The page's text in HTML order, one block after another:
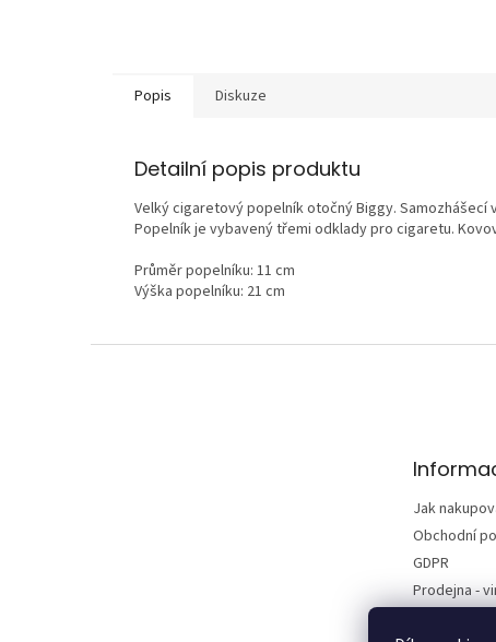
Popis Diskuze
Detailní popis produktu
Velký cigaretový popelník otočný Biggy.
Popelník je vybavený třemi odklady pro cigaretu.
Průměr popelníku: 11 cm
Výška popelníku: 21 cm
Jak
Obchodní
GDPR
Prodejna -